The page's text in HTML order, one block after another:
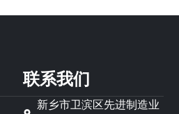
联系我们
新乡市卫滨区先进制造业